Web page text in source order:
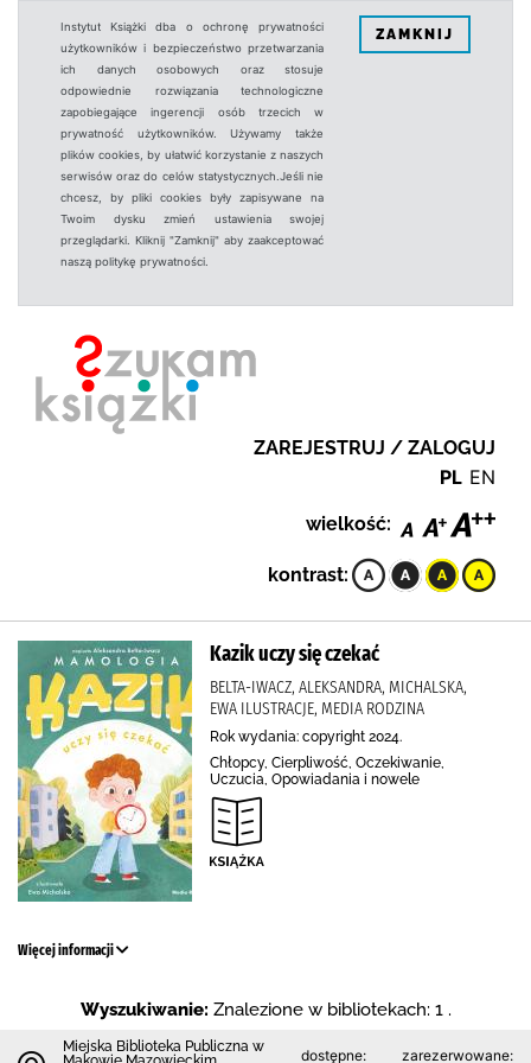
Instytut Książki dba o ochronę prywatności
użytkowników i bezpieczeństwo przetwarzania
ich danych osobowych oraz stosuje
odpowiednie rozwiązania technologiczne
zapobiegające ingerencji osób trzecich w
prywatność użytkowników. Używamy także
plików cookies, by ułatwić korzystanie z naszych
serwisów oraz do celów statystycznych.Jeśli nie
chcesz, by pliki cookies były zapisywane na
Twoim dysku zmień ustawienia swojej
przeglądarki. Kliknij "Zamknij" aby zaakceptować
naszą politykę prywatności.
ZAMKNIJ
ZAREJESTRUJ / ZALOGUJ
PL EN
wielkość:
kontrast:
Kazik uczy się czekać
BELTA-IWACZ, ALEKSANDRA, MICHALSKA,
EWA ILUSTRACJE, MEDIA RODZINA
Rok wydania: copyright 2024.
Chłopcy, Cierpliwość, Oczekiwanie,
Uczucia, Opowiadania i nowele
Więcej informacji
Wyszukiwanie: Znalezione w bibliotekach: 1 .
Miejska Biblioteka Publiczna w
dostępne: zarezerwowane: